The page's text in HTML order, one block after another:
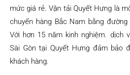
mức giá rẻ. Vận tải Quyết Hưng là
chuyển hàng Bắc Nam bằng
Với hơn 15 năm kinh nghiệm. dịch
Sài Gòn tại Quyết Hưng đảm bảo
khách hàng.